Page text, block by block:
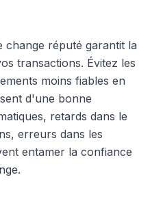
réputé garantit la
transactions. Évitez les
moins fiables en
d'une bonne
retards dans le
erreurs dans les
entamer la confiance